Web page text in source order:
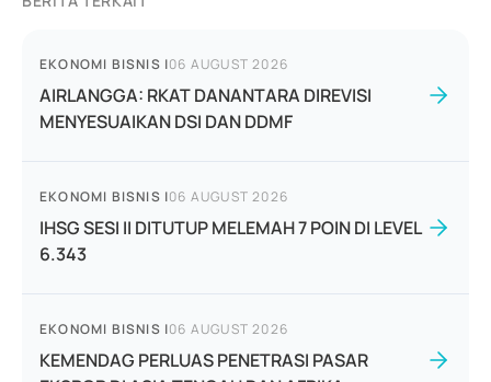
EKONOMI BISNIS |06 AUGUST 2026
AIRLANGGA: RKAT DANANTARA DIREVISI
MENYESUAIKAN DSI DAN DDMF
EKONOMI BISNIS |06 AUGUST 2026
IHSG SESI II DITUTUP MELEMAH 7 POIN DI LEVEL
6.343
EKONOMI BISNIS |06 AUGUST 2026
KEMENDAG PERLUAS PENETRASI PASAR